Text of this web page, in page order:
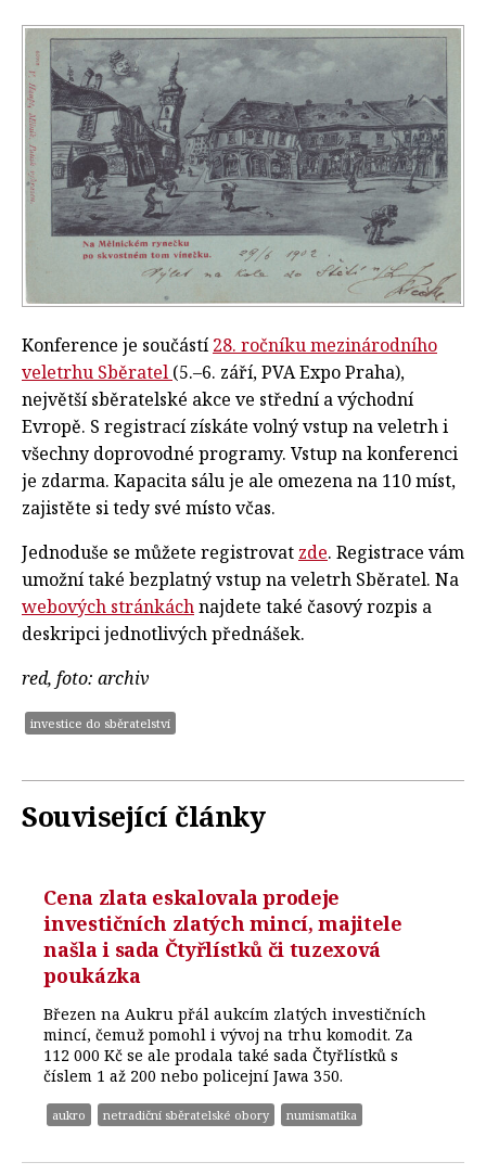
Konference je součástí 28. ročníku mezinárodního
veletrhu Sběratel (5.–6. září, PVA Expo Praha),
největší sběratelské akce ve střední a východní
Evropě. S registrací získáte volný vstup na veletrh i
všechny doprovodné programy. Vstup na konferenci
je zdarma. Kapacita sálu je ale omezena na 110 míst,
zajistěte si tedy své místo včas.
Jednoduše se můžete registrovat zde. Registrace vám
umožní také bezplatný vstup na veletrh Sběratel. Na
webových stránkáchnajdete také časový rozpis a
deskripci jednotlivých přednášek.
red, foto: archiv
investice do sběratelství
Související články
Cena zlata eskalovala prodeje
investičních zlatých mincí, majitele
našla i sada Čtyřlístků či tuzexová
poukázka
Březen na Aukru přál aukcím zlatých investičních
mincí, čemuž pomohl i vývoj na trhu komodit. Za
112 000 Kč se ale prodala také sada Čtyřlístků s
číslem 1 až 200 nebo policejní Jawa 350.
aukro netradiční sběratelské obory numismatika